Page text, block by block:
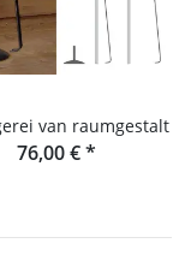
van raumgestalt
76,00 €*